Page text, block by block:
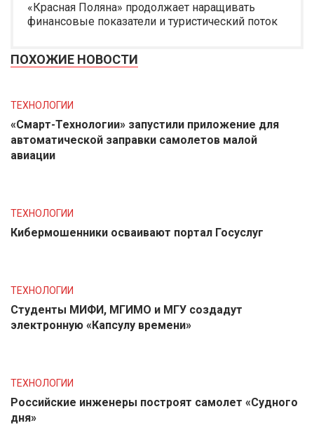
«Красная Поляна» продолжает наращивать
финансовые показатели и туристический поток
ПОХОЖИЕ НОВОСТИ
ТЕХНОЛОГИИ
«Смарт-Технологии» запустили приложение для
автоматической заправки самолетов малой
авиации
ТЕХНОЛОГИИ
Кибермошенники осваивают портал Госуслуг
ТЕХНОЛОГИИ
Студенты МИФИ, МГИМО и МГУ создадут
электронную «Капсулу времени»
ТЕХНОЛОГИИ
Российские инженеры построят самолет «Судного
дня»